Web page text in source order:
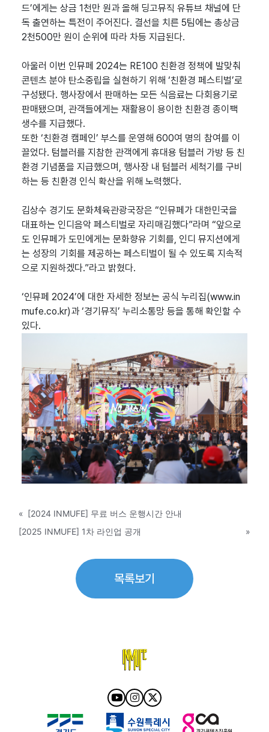
드’에게는 상금 1천만 원과 올해 딩고뮤직 유튜브 채널에 단
독 출연하는 특전이 주어진다. 결선을 치른 5팀에는 총상금
2천500만 원이 순위에 따라 차등 지급된다.
아울러 이번 인뮤페 2024는 RE100 친환경 정책에 발맞춰
콘텐츠 분야 탄소중립을 실현하기 위해 ‘친환경 페스티벌’로
구성됐다. 행사장에서 판매하는 모든 식음료는 다회용기로
판매됐으며, 관객들에게는 재활용이 용이한 친환경 종이팩
생수를 지급했다.
또한 ‘친환경 캠페인’ 부스를 운영해 600여 명의 참여를 이
끌었다. 텀블러를 지참한 관객에게 휴대용 텀블러 가방 등 친
환경 기념품을 지급했으며, 행사장 내 텀블러 세척기를 구비
하는 등 친환경 인식 확산을 위해 노력했다.
김상수 경기도 문화체육관광국장은 “인뮤페가 대한민국을
대표하는 인디음악 페스티벌로 자리매김했다”라며 “앞으로
도 인뮤페가 도민에게는 문화향유 기회를, 인디 뮤지션에게
는 성장의 기회를 제공하는 페스티벌이 될 수 있도록 지속적
으로 지원하겠다.”라고 밝혔다.
‘인뮤페 2024’에 대한 자세한 정보는 공식 누리집(www.in
mufe.co.kr)과 ‘경기뮤직’ 누리소통망 등을 통해 확인할 수
있다.
« [2024 INMUFE] 무료 버스 운행시간 안내
[2025 INMUFE] 1차 라인업 공개
»
목록보기